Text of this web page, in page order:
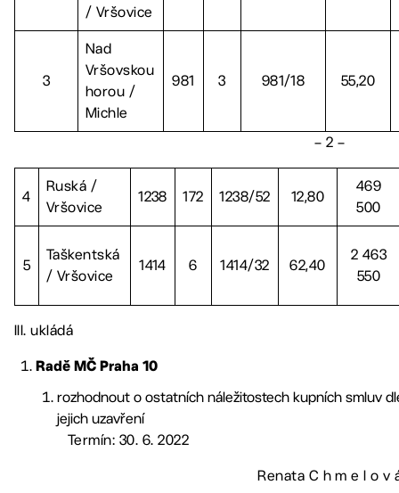
/ Vršovice
3
Nad
Vršovskou
horou /
Michle
981 3 981/18 55,20
– 2 –
4
Ruská /
Vršovice
1238 172 1238/52 12,80
469
500
5
Taškentská
/ Vršovice
1414 6 1414/32 62,40
2 463
550
III. ukládá
Radě MČ Praha 10
rozhodnout o ostatních náležitostech kupních smluv
jejich uzavření
Termín: 30. 6. 2022
Renata C h m e l o v